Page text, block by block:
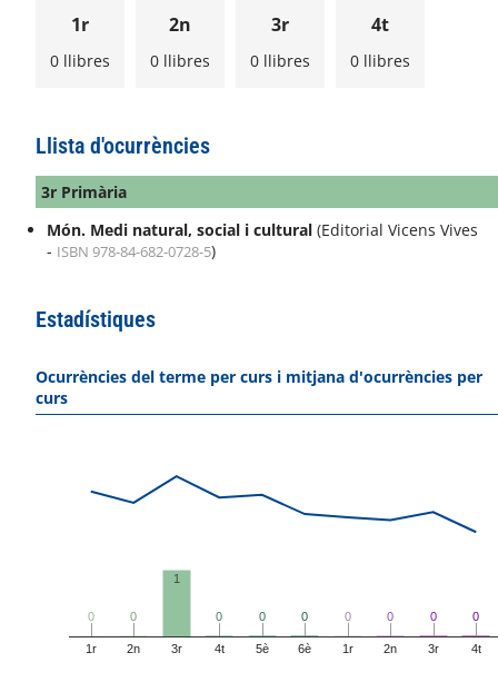
1r
0 llibres
2n
0 llibres
3r
0 llibres
4t
0 llibres
Llista d'ocurrències
3r Primària
Món. Medi natural, social i cultural (Editorial Vicens Vives
- ISBN 978-84-682-0728-5)
Estadístiques
Ocurrències del terme per curs i mitjana d'ocurrències per
curs
1r 2n 3r 4t 5è 6è 1r 2n 3r 4t
0
0 0
0
1
0
0 0
0 0
0 0
0 0
0 0
0 0
0